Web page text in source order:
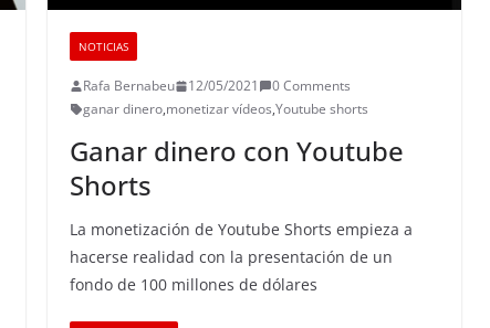
NOTICIAS
Rafa Bernabeu 12/05/2021
0 Comments
ganar dinero,monetizar vídeos,Youtube shorts
Ganar dinero con Youtube
Shorts
La monetización de Youtube Shorts empieza a
hacerse realidad con la presentación de un
fondo de 100 millones de dólares